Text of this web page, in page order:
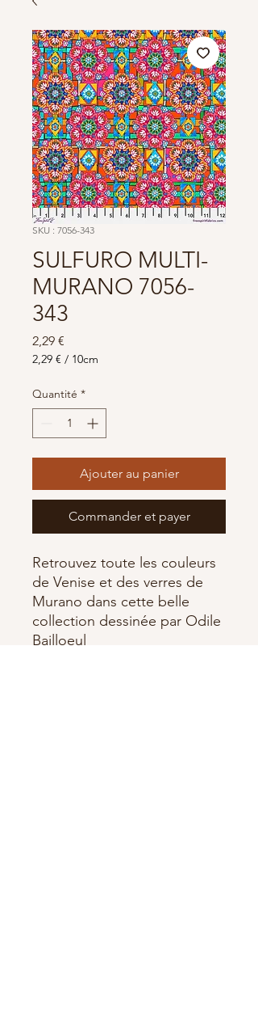
SKU : 7056-343
SULFURO MULTI-
MURANO 7056-
343
2,29 €
2,29 € / 10cm
pour
10
Centimètres
Quantité *
Ajouter au panier
Commander et payer
Retrouvez toute les couleurs
de Venise et des verres de
Murano dans cette belle
collection dessinée par Odile
Bailloeul